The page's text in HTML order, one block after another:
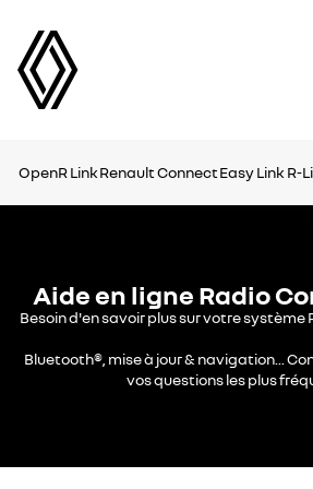
OpenR LinkRenault ConnectEasy LinkR-
Aide en ligne Radio
Besoin d'en savoir plus sur votre système
Bluetooth®, mise à jour & navigation...
vos questions les plus